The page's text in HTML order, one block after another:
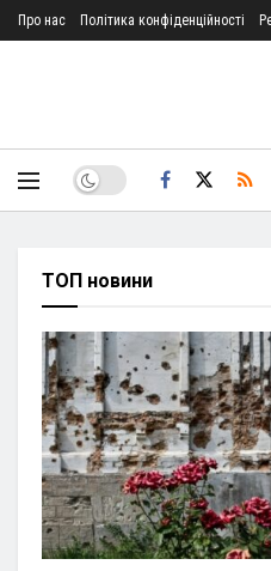
Про нас Політика конфіденційності
ТОП новини